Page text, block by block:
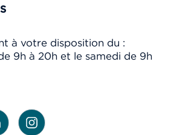
à votre disposition du :
9h à 20h et le samedi de 9h